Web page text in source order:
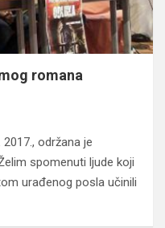
romana
održana je
spomenuti ljude koji
urađenog posla učinili